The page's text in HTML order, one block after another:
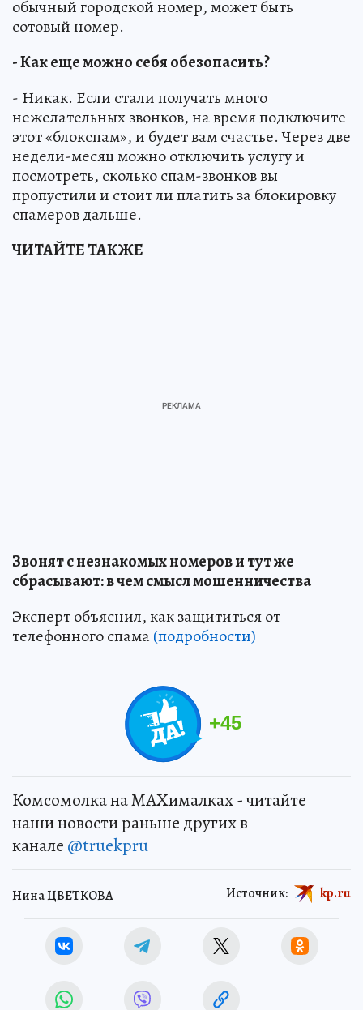
обычный городской номер, может быть
сотовый номер.
- Как еще можно себя обезопасить?
- Никак. Если стали получать много
нежелательных звонков, на время подключите
этот «блокспам», и будет вам счастье. Через две
недели-месяц можно отключить услугу и
посмотреть, сколько спам-звонков вы
пропустили и стоит ли платить за блокировку
спамеров дальше.
ЧИТАЙТЕ ТАКЖЕ
Звонят с незнакомых номеров и тут же
сбрасывают: в чем смысл мошенничества
Эксперт объяснил, как защититься от
телефонного спама(подробности)
+45
Комсомолка на MAXималках - читайте
наши новости раньше других в
канале @truekpru
Нина ЦВЕТКОВА Источник: kp.ru